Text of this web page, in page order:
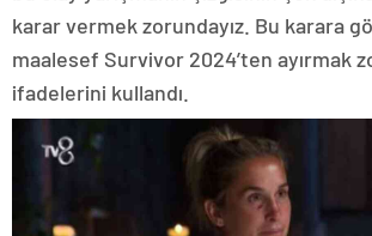
karar vermek zorundayız. Bu karara
maalesef Survivor 2024’ten ayırmak
ifadelerini kullandı.